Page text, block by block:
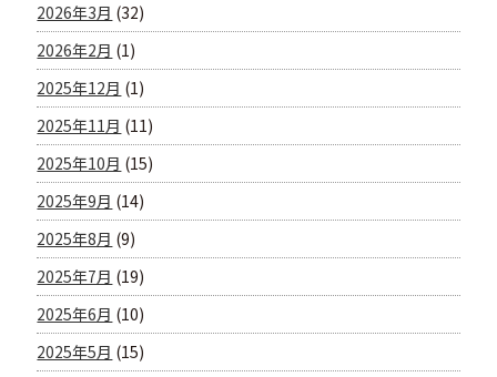
2026年3月 (32)
2026年2月 (1)
2025年12月 (1)
2025年11月 (11)
2025年10月 (15)
2025年9月 (14)
2025年8月 (9)
2025年7月 (19)
2025年6月 (10)
2025年5月 (15)